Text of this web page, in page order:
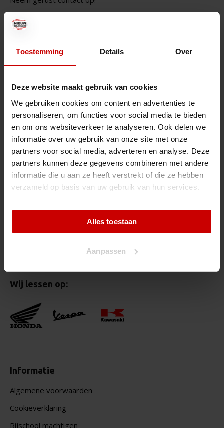
Toestemming Details Over
Deze website maakt gebruik van cookies
We gebruiken cookies om content en advertenties te
personaliseren, om functies voor social media te bieden
en om ons websiteverkeer te analyseren. Ook delen we
informatie over uw gebruik van onze site met onze
partners voor social media, adverteren en analyse. Deze
partners kunnen deze gegevens combineren met andere
informatie die u aan ze heeft verstrekt of die ze hebben
verzameld op basis van uw gebruik van hun services.
Alles toestaan
Aanpassen
Openingstijden
WhatsApp bereikbaar
Belgiëlaan 90
2034 AZ Haarlem
info@rijschoolnieuwhaarlem.nl
023 - 5359194
Motorrijschool
Bromfiets
Wij lessen op:
Informatie
Algemene voorwaarden
Cookieverklaring
Rijschool machtigen